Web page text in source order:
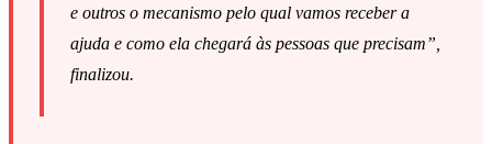
e outros o mecanismo pelo qual vamos receber a
ajuda e como ela chegará às pessoas que precisam”,
finalizou.